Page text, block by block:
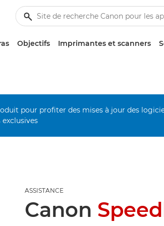
Objectifs Imprimantes et scanners
pour profiter des mises à jour des
ASSISTANCE
Canon